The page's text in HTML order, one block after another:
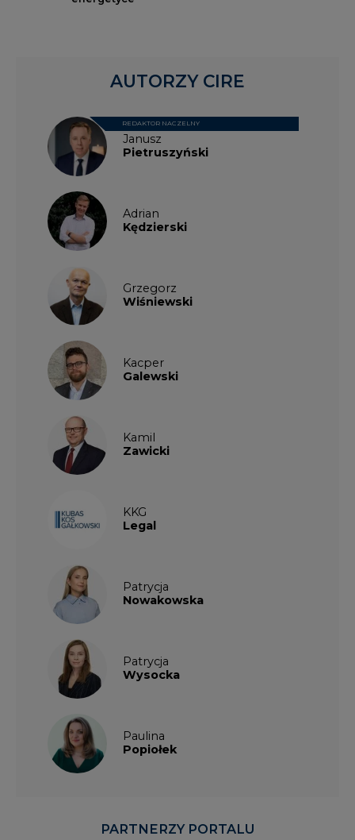
Janusz
Pietruszyński
REDAKTOR NACZELNY
Adrian
Kędzierski
Grzegorz
Wiśniewski
Kacper
Galewski
Kamil
Zawicki
KKG
Legal
Patrycja
Nowakowska
Patrycja
Wysocka
Paulina
Popiołek
AUTORZY CIRE
PARTNERZY PORTALU